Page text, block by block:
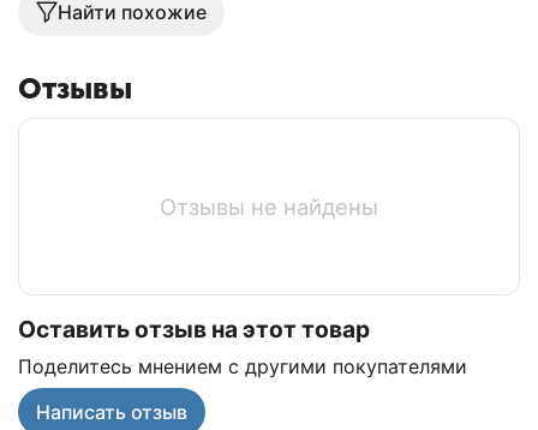
Найти похожие
Отзывы
Отзывы не найдены
Оставить отзыв на этот товар
Поделитесь мнением с другими покупателями
Написать отзыв